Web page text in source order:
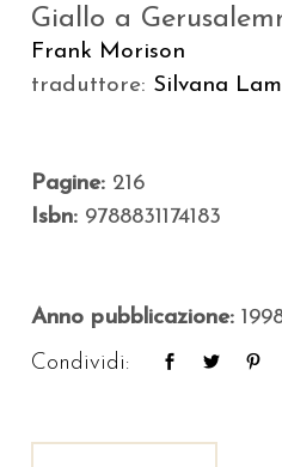
Giallo a
Frank Morison
traduttore: Silvana
Pagine: 216
Isbn: 9788831174183
Anno pubblicazione:
Condividi: